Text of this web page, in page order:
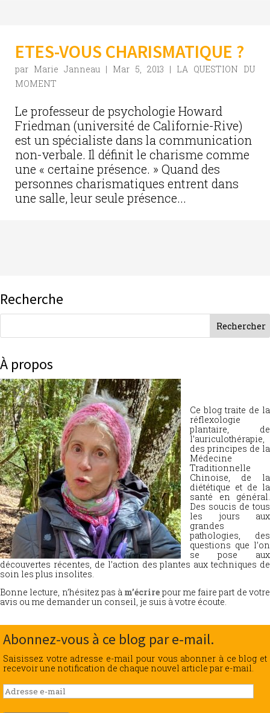
ETES-VOUS CHARISMATIQUE ?
par Marie Janneau | Mar 5, 2013 | LA QUESTION DU
MOMENT
Le professeur de psychologie Howard
Friedman (université de Californie-Rive)
est un spécialiste dans la communication
non-verbale. Il définit le charisme comme
une « certaine présence. » Quand des
personnes charismatiques entrent dans
une salle, leur seule présence...
Recherche
À propos
Ce blog traite de la
réflexologie
plantaire, de
l’auriculothérapie,
des principes de la
Médecine
Traditionnelle
Chinoise, de la
diététique et de la
santé en général.
Des soucis de tous
les jours aux
grandes
pathologies, des
questions que l’on
se pose aux
découvertes récentes, de l’action des plantes aux techniques de
soin les plus insolites.
Bonne lecture, n’hésitez pas à m’écrire pour me faire part de votre
avis ou me demander un conseil, je suis à votre écoute.
Abonnez-vous à ce blog par e-mail.
Saisissez votre adresse e-mail pour vous abonner à ce blog et
recevoir une notification de chaque nouvel article par e-mail.
Adresse
e-